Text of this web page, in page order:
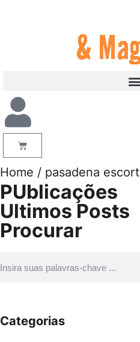
Home / pasadena escort
PUblicações
Ultimos Posts
Procurar
Categorias